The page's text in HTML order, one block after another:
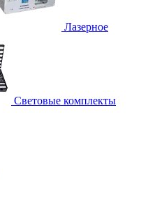
Лазерное
Световые комплекты